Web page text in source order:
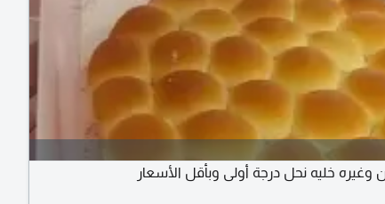
وغيره خليه نحل درجة أولى وبأقل الأسعار